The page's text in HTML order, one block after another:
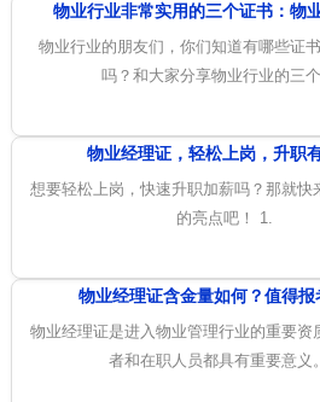
物业行业非常实用的三个证书：物
物业行业的朋友们，你们知道有哪些证
吗？和大家分享物业行业的三
物业经理证，轻松上岗，升职
想要轻松上岗，快速升职加薪吗？那就快
的亮点吧！ 1.
物业经理证含金量如何？值得报
物业经理证是进入物业管理行业的重要资
者和在职人员都具有重要意义